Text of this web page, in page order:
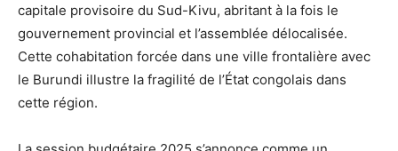
capitale provisoire du Sud-Kivu, abritant à la fois le
gouvernement provincial et l’assemblée délocalisée.
Cette cohabitation forcée dans une ville frontalière avec
le Burundi illustre la fragilité de l’État congolais dans
cette région.